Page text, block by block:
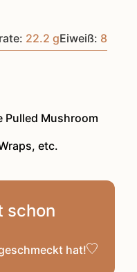
22.2 gEiweiß: 8
Pulled Mushroom
etc.
schon
hat!